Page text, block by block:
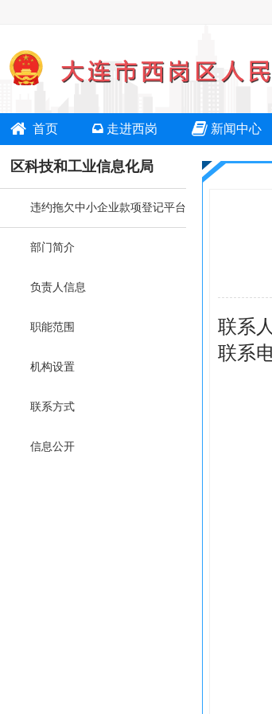
首页 走进西岗 新闻中心
区科技和工业信息化局
违约拖欠中小企业款项登记平台
部门简介
负责人信息
职能范围
机构设置
联系方式
信息公开
联系
联系